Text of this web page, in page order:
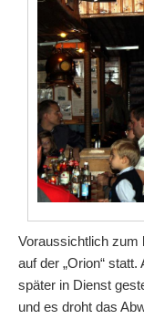
Voraussichtlich zum
auf der „Orion“
später in Dienst
und es droht das